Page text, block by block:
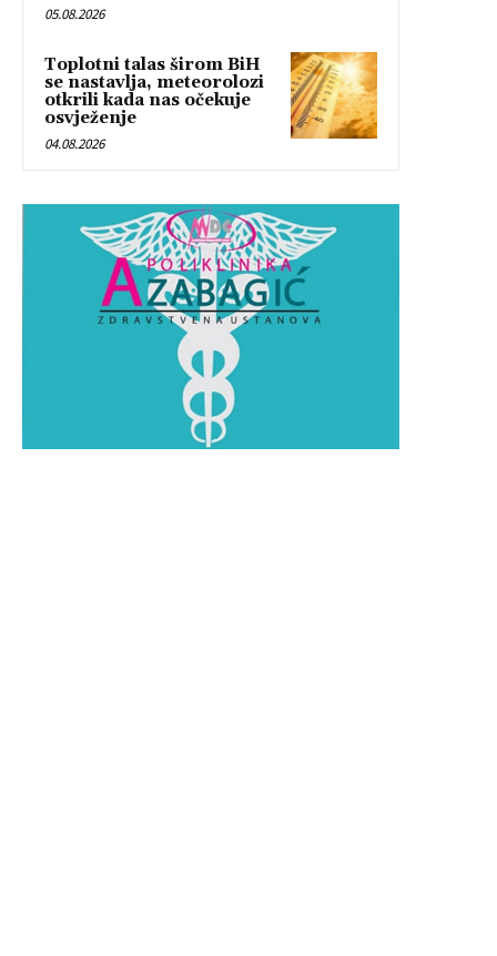
05.08.2026
Toplotni talas širom BiH
se nastavlja, meteorolozi
otkrili kada nas očekuje
osvježenje
04.08.2026